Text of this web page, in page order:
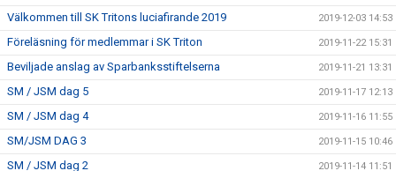
Välkommen till SK Tritons luciafirande 2019 2019-12-03 14:53
Föreläsning för medlemmar i SK Triton 2019-11-22 15:31
Beviljade anslag av Sparbanksstiftelserna 2019-11-21 13:31
SM / JSM dag 5 2019-11-17 12:13
SM / JSM dag 4 2019-11-16 11:55
SM/JSM DAG 3 2019-11-15 10:46
SM / JSM dag 2 2019-11-14 11:51